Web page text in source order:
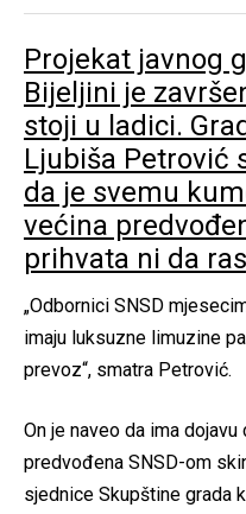
Projekat javnog
Bijeljini je
stoji u ladici.
Ljubiša Petrović
da je svemu
većina
prihvata ni da
„Odbornici SNSD
imaju luksuzne limuzine
prevoz“, smatra Petrović.
On je naveo da ima
predvođena SNSD-om
sjednice Skupštine grada